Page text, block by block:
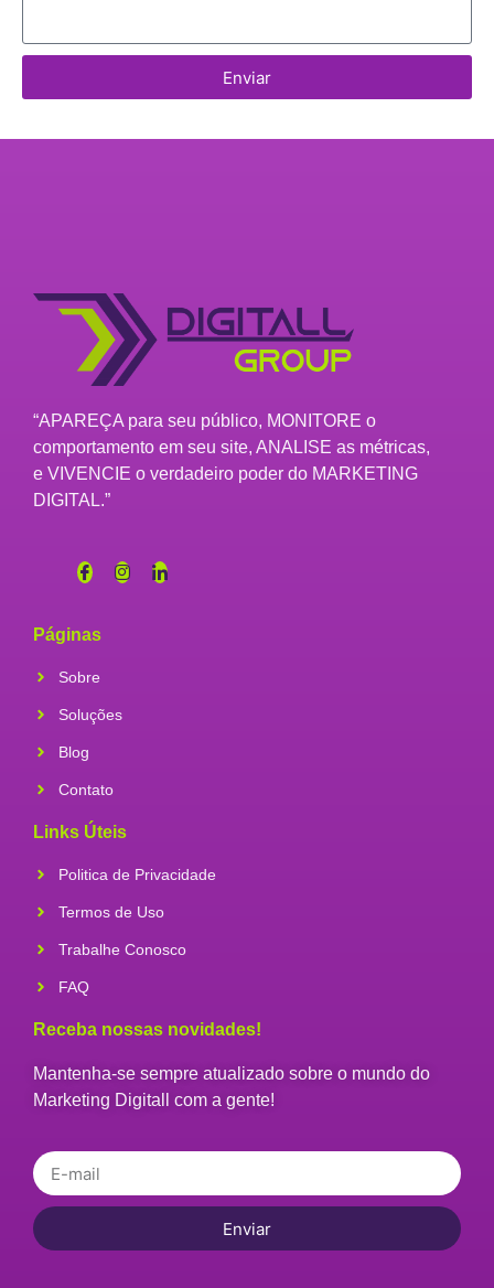
Enviar
“APAREÇA para seu público, MONITORE o
comportamento em seu site, ANALISE as métricas,
e VIVENCIE o verdadeiro poder do MARKETING
DIGITAL.”
Páginas
Sobre
Soluções
Blog
Contato
Links Úteis
Politica de Privacidade
Termos de Uso
Trabalhe Conosco
FAQ
Receba nossas novidades!
Mantenha-se sempre atualizado sobre o mundo do
Marketing Digitall com a gente!
Enviar